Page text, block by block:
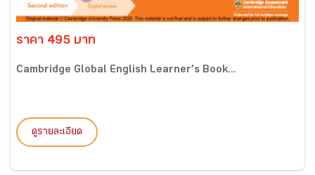
ราคา 495 บาท
Cambridge Global English Learner’s Book...
ดูรายละเอียด